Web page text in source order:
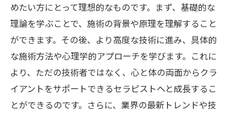
めたい方にとって理想的なものです。まず、基礎的な
理論を学ぶことで、施術の背景や原理を理解すること
ができます。その後、より高度な技術に進み、具体的
な施術方法や心理学的アプローチを学びます。これに
より、ただの技術者ではなく、心と体の両面からクラ
イアントをサポートできるセラピストへと成長するこ
とができるのです。さらに、業界の最新トレンドや技